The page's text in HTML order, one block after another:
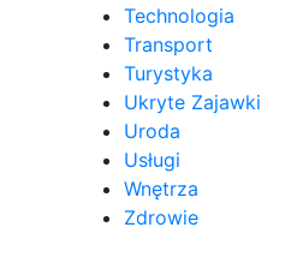
Technologia
Transport
Turystyka
Ukryte Zajawki
Uroda
Usługi
Wnętrza
Zdrowie